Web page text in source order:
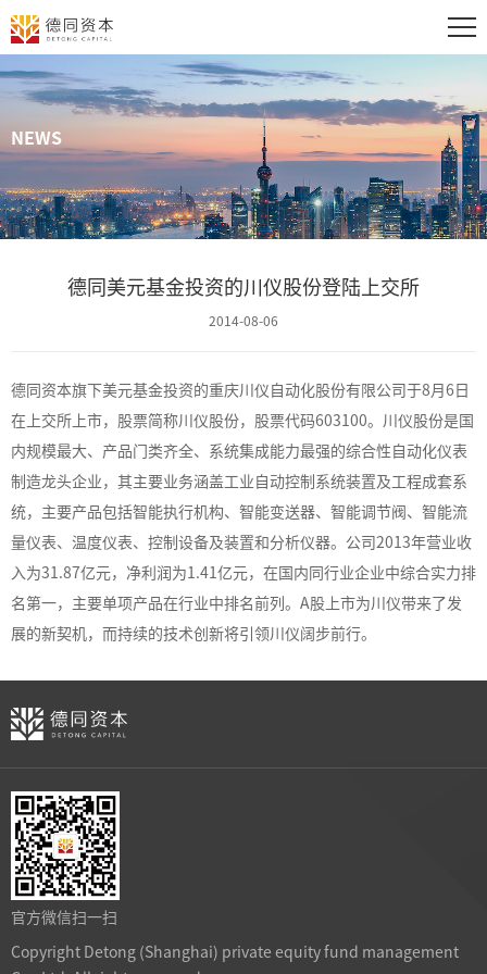
NEWS
德同美元基金投资的川仪股份登陆上交所
2014-08-06
德同资本旗下美元基金投资的重庆川仪自动化股份有限公司于8月6日
在上交所上市，股票简称川仪股份，股票代码603100。川仪股份是国
内规模最大、产品门类齐全、系统集成能力最强的综合性自动化仪表
制造龙头企业，其主要业务涵盖工业自动控制系统装置及工程成套系
统，主要产品包括智能执行机构、智能变送器、智能调节阀、智能流
量仪表、温度仪表、控制设备及装置和分析仪器。公司2013年营业收
入为31.87亿元，净利润为1.41亿元，在国内同行业企业中综合实力排
名第一，主要单项产品在行业中排名前列。A股上市为川仪带来了发
展的新契机，而持续的技术创新将引领川仪阔步前行。
官方微信扫一扫
Copyright Detong (Shanghai) private equity fund management